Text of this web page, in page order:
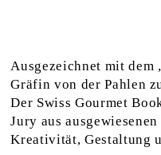
Ausgezeichnet mit dem
Gräfin von der Pahlen
Der Swiss Gourmet
Jury aus
Kreativität, Gestaltung